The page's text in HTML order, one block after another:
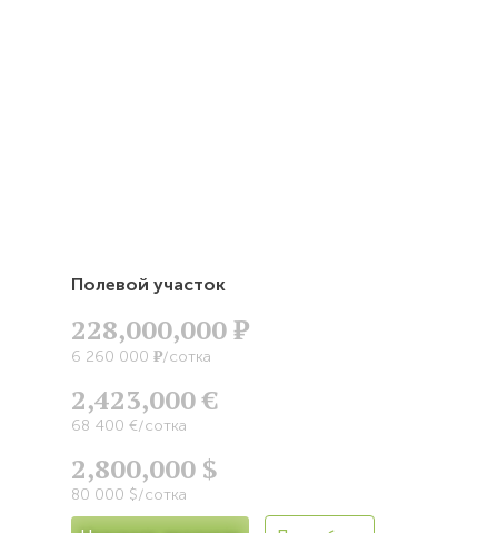
Полевой участок
228,000,000Р
6 260 000 Р/сотка
2,423,000 €
68 400 €/сотка
2,800,000 $
80 000 $/сотка